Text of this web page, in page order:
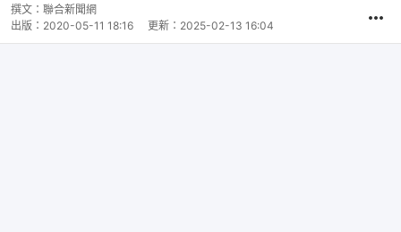
撰文： 聯合新聞網
出版： 2020-05-11 18:16 更新： 2025-02-13 16:04